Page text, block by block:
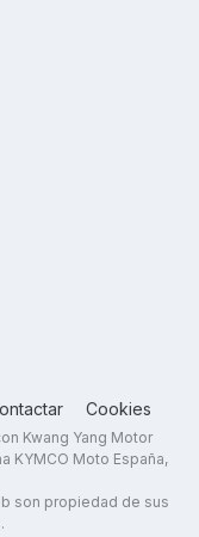
Cookies
Kwang Yang Motor
KYMCO Moto España,
son propiedad de sus